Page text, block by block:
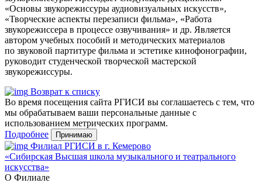
«Основы звукорежиссуры аудиовизуальных искусств»,
«Творческие аспекты перезаписи фильма», «Работа
звукорежиссера в процессе озвучивания» и др. Является
автором учебных пособий и методических материалов
по звуковой партитуре фильма и эстетике кинофонографии,
руководит студенческой творческой мастерской
звукорежиссуры.
Возврат к списку
Во время посещения сайта РГИСИ вы соглашаетесь с тем, что
мы обрабатываем ваши персональные данные с
использованием метрических программ.
Подробнее
Принимаю
Филиал РГИСИ в г. Кемерово
«Сибирская Высшая школа музыкального и театрального
искусства»
О Филиале